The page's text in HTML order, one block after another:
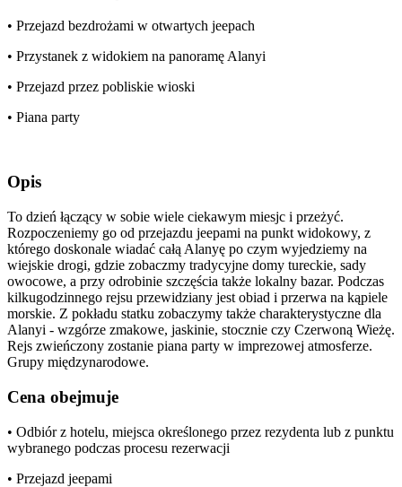
• Przejazd bezdrożami w otwartych jeepach
• Przystanek z widokiem na panoramę Alanyi
• Przejazd przez pobliskie wioski
• Piana party
Opis
To dzień łączący w sobie wiele ciekawym miesjc i przeżyć.
Rozpoczeniemy go od przejazdu jeepami na punkt widokowy, z
którego doskonale wiadać całą Alanyę po czym wyjedziemy na
wiejskie drogi, gdzie zobaczmy tradycyjne domy tureckie, sady
owocowe, a przy odrobinie szczęścia także lokalny bazar. Podczas
kilkugodzinnego rejsu przewidziany jest obiad i przerwa na kąpiele
morskie. Z pokładu statku zobaczymy także charakterystyczne dla
Alanyi - wzgórze zmakowe, jaskinie, stocznie czy Czerwoną Wieżę.
Rejs zwieńczony zostanie piana party w imprezowej atmosferze.
Grupy międzynarodowe.
Cena obejmuje
• Odbiór z hotelu, miejsca określonego przez rezydenta lub z punktu
wybranego podczas procesu rezerwacji
• Przejazd jeepami